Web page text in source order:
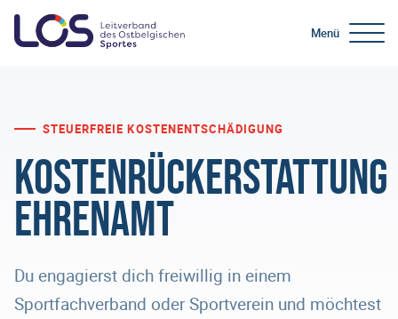
Menü
STEUERFREIE KOSTENENTSCHÄDIGUNG
Kostenrückerstattung
Ehrenamt
Du engagierst dich freiwillig in einem
Sportfachverband oder Sportverein und möchtest